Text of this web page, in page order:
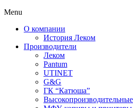
Menu
О компании
История Леком
Производители
Леком
Pantum
UTINET
G&G
ГК “Катюша”